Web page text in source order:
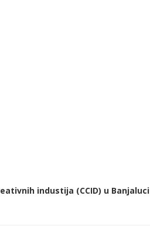
industija (CCID) u Banjaluci